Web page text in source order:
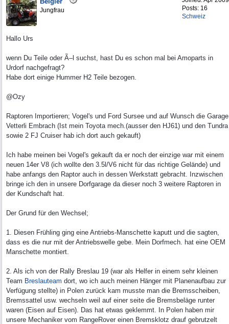
Posts: 16
Schweiz
Jungfrau
Hallo Urs
wenn Du Teile oder Ã–l suchst, hast Du es schon mal bei Amoparts in
Urdorf nachgefragt?
Habe dort einige Hummer H2 Teile bezogen.
@Ozy
Raptoren Importieren; Vogel's und Ford Sursee und auf Wunsch die Garage
Vetterli Embrach (Ist mein Toyota mech.(ausser den HJ61) und den Tundra
sowie 2 FJ Cruiser hab ich dort auch gekauft)
Ich habe meinen bei Vogel's gekauft da er noch der einzige war mit einem
neuen 14er V8 (ich wollte den 3.5l/V6 nicht für das richtige Gelände) und
habe anfangs den Raptor auch in dessen Werkstatt gebracht. Inzwischen
bringe ich den in unsere Dorfgarage da dieser noch 3 weitere Raptoren in
der Kundschaft hat.
Der Grund für den Wechsel;
1. Diesen Frühling ging eine Antriebs-Manschette kaputt und die sagten,
dass es die nur mit der Antriebswelle gebe. Mein Dorfmech. hat eine OEM
Manschette montiert.
2. Als ich von der Rally Breslau 19 (war als Helfer in einem sehr kleinen
Team Breslauteam dort, wo ich auch meinen Hänger mit Planenaufbau zur
Verfügung stellte) in Polen zurück kam musste man die Bremsscheiben,
Bremssattel usw. wechseln weil auf einer seite die Bremsbeläge runter
waren (Eisen auf Eisen). Das hat etwas geklemmt. In Polen haben mir
unsere Mechaniker vom RangeRover einen Bremsklotz drauf gebrutzelt